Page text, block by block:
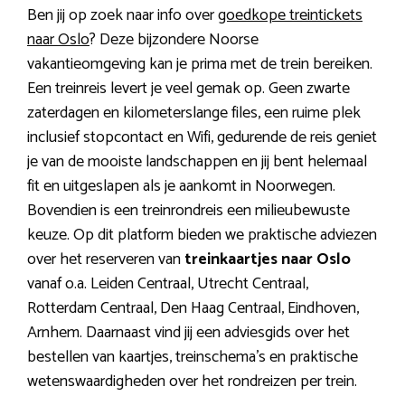
Ben jij op zoek naar info overgoedkope treintickets
naar Oslo? Deze bijzondere Noorse
vakantieomgeving kan je prima met de trein bereiken.
Een treinreis levert je veel gemak op. Geen zwarte
zaterdagen en kilometerslange files, een ruime plek
inclusief stopcontact en Wifi, gedurende de reis geniet
je van de mooiste landschappen en jij bent helemaal
fit en uitgeslapen als je aankomt in Noorwegen.
Bovendien is een treinrondreis een milieubewuste
keuze. Op dit platform bieden we praktische adviezen
over het reserveren vantreinkaartjes naar Oslo
vanaf o.a. Leiden Centraal, Utrecht Centraal,
Rotterdam Centraal, Den Haag Centraal, Eindhoven,
Arnhem. Daarnaast vind jij een adviesgids over het
bestellen van kaartjes, treinschema’s en praktische
wetenswaardigheden over het rondreizen per trein.